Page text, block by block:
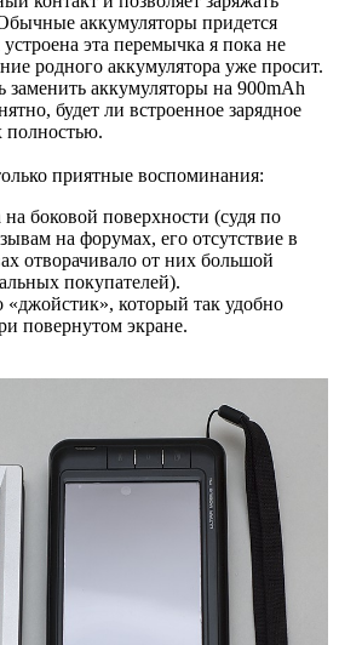
аккумуляторы придется
эта перемычка я пока не
родного аккумулятора уже просит.
заменить аккумуляторы на 900mAh
будет ли встроенное зарядное
полностью.
приятные воспоминания:
на боковой поверхности (судя по
на форумах, его отсутствие в
отворачивало от них большой
покупателей).
который так удобно
повернутом экране.